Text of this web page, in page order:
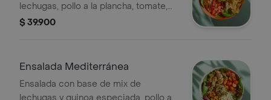
lechugas, pollo a la plancha, tomate,
cebolla encurtida, totopos,
$ 39.900
Ensalada Mediterránea
Ensalada con base de mix de